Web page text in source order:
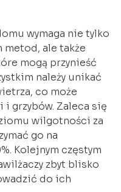
wymaga nie tylko
ale także
mogą przynieść
należy unikać
co może
grzybów. Zaleca się
wilgotności za
go na
Kolejnym częstym
zbyt blisko
do ich